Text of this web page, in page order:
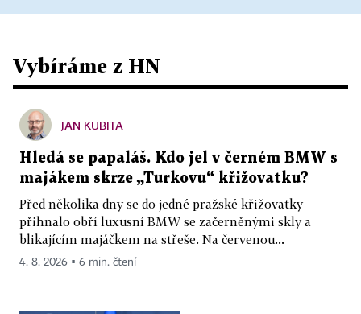
Vybíráme z HN
JAN KUBITA
Hledá se papaláš. Kdo jel v černém BMW s
majákem skrze „Turkovu“ křižovatku?
Před několika dny se do jedné pražské křižovatky
přihnalo obří luxusní BMW se začerněnými skly a
blikajícím majáčkem na střeše. Na červenou...
4. 8. 2026 ▪ 6 min. čtení